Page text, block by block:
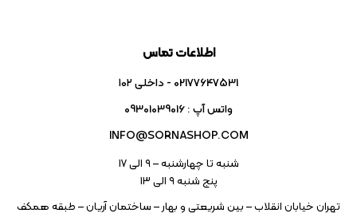
اطلاعات تماس
02177647531 - داخلی ۱۰۲
واتس آپ : 09301039016
INFO@SORNASHOP.COM
شنبه تا چهارشنبه – ۹ الی 17
پنج شنبه ۹ الی 13
تهران خیابان انقلاب – بین شریعتی و بهار – ساختمان آریان – طبقه همکف